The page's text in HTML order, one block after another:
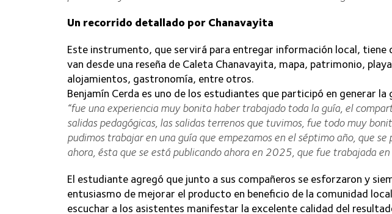
Un recorrido detallado por Chanavayita
Este instrumento, que servirá para entregar información local, tiene
van desde una reseña de Caleta Chanavayita, mapa, patrimonio,
alojamientos, gastronomía, entre otros.
Benjamín Cerda es uno de los estudiantes que participó en generar
“fue una experiencia muy bonita haber trabajado toda la guía, el
salidas pedagógicas, las salidas terrenos que tuvimos, fue todo muy
pudimos trabajar en una guía que empezamos en el séptimo año, que se
ahora, ésta que se está publicando ahora en 2025, que fue trabajada
El estudiante agregó que junto a sus compañeros se esforzaron y
entusiasmo de mejorar el producto en beneficio de la comunidad
escuchar a los asistentes manifestar la excelente calidad del